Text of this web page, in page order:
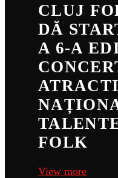
CLUJ
DĂ
A 6-A
FOLK
View more